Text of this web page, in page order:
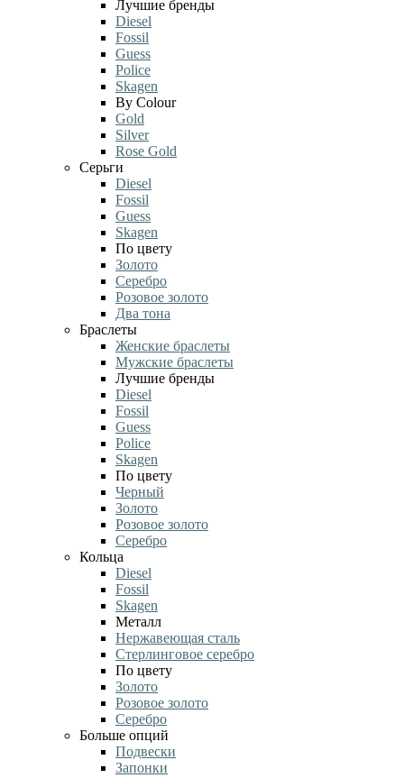
Лучшие бренды
Diesel
Fossil
Guess
Police
Skagen
By Colour
Gold
Silver
Rose Gold
Серьги
Diesel
Fossil
Guess
Skagen
По цвету
Золото
Серебро
Розовое золото
Два тона
Браслеты
Женские браслеты
Мужские браслеты
Лучшие бренды
Diesel
Fossil
Guess
Police
Skagen
По цвету
Черный
Золото
Розовое золото
Серебро
Кольца
Diesel
Fossil
Skagen
Металл
Нержавеющая сталь
Стерлинговое серебро
По цвету
Золото
Розовое золото
Серебро
Больше опций
Подвески
Запонки